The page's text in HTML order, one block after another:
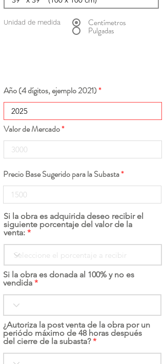
Unidad de medida Centímetros
Pulgadas
Año (4 dígitos, ejemplo 2021)
Valor de Mercado
Precio Base Sugerido para la Subasta
Si la obra es adquirida deseo recibir el
siguiente porcentaje del valor de la
venta:
Si la obra es donada al 100% y no es
vendida
¿Autoriza la post venta de la obra por un
periódo máximo de 48 horas después
del cierre de la subasta?